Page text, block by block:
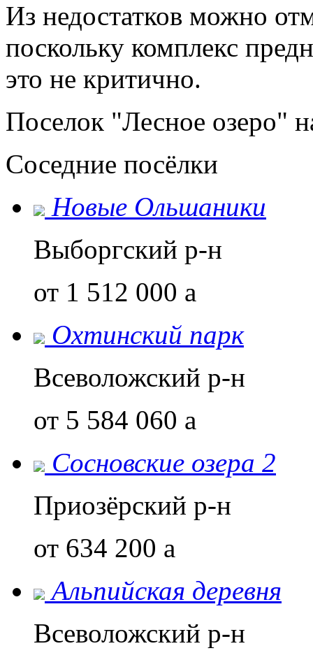
Из недостатков можно
поскольку комплекс
это не критично.
Поселок "Лесное озеро"
Соседние посёлки
Новые Ольшаники
Выборгский р-н
от 1 512 000 a
Охтинский парк
Всеволожский р-н
от 5 584 060 a
Сосновские озера 2
Приозёрский р-н
от 634 200 a
Альпийская деревня
Всеволожский р-н